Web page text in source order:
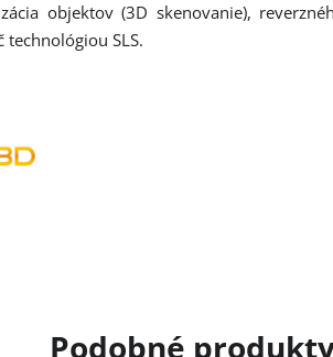
objektov (3D skenovanie),
SLS.